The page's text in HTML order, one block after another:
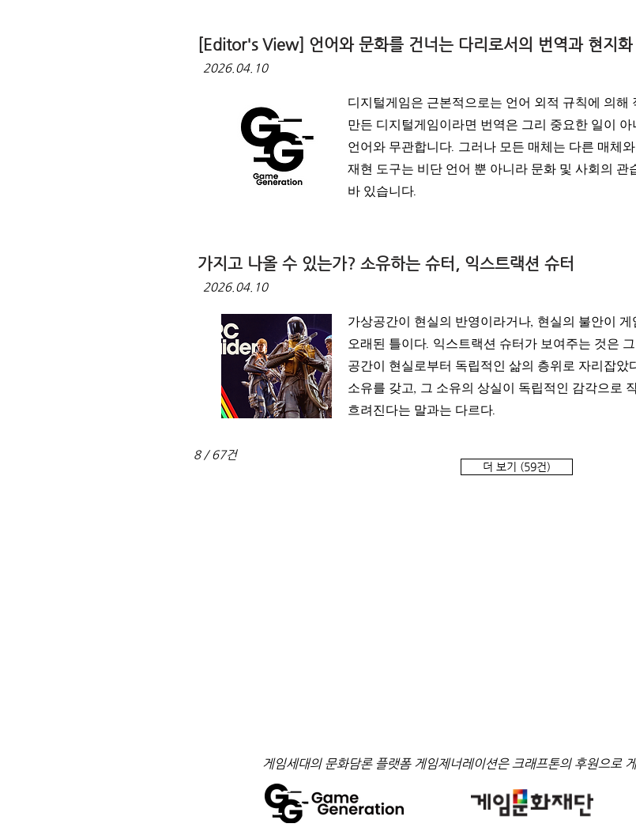
[Editor's View] 언어와 문화를 건너는 다리로서의 번역과 현지화
2026.04.10
디지털게임은 근본적으로는 언어 외적 규칙에 의해
만든 디지털게임이라면 번역은 그리 중요한 일이
언어와 무관합니다. 그러나 모든 매체는 다른 매체
재현 도구는 비단 언어 뿐 아니라 문화 및 사회의
바 있습니다.
가지고 나올 수 있는가? 소유하는 슈터, 익스트랙션 슈터
2026.04.10
가상공간이 현실의 반영이라거나, 현실의 불안이
오래된 틀이다. 익스트랙션 슈터가 보여주는 것은
공간이 현실로부터 독립적인 삶의 층위로 자리잡
소유를 갖고, 그 소유의 상실이 독립적인 감각으로
흐려진다는 말과는 다르다.
8 / 67건
더 보기 (59건)
게임세대의 문화담론 플랫폼 게임제너레이션은 크래프톤의 후원으로